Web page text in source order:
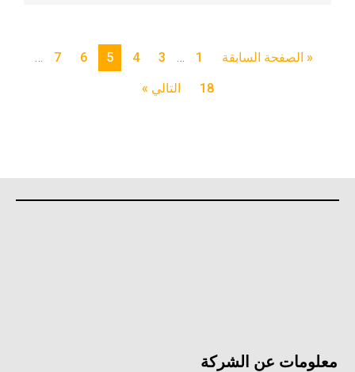
« الصفحة السابقة 1
…
3
4
5
6
7
…
18 التالي »
معلومات عن الشركة